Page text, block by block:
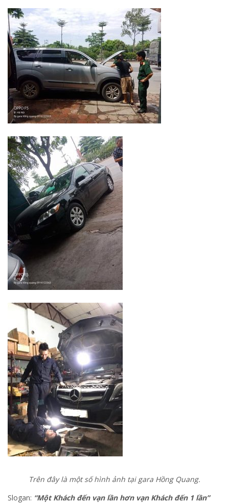
Trên đây là một số hình ảnh tại gara Hồng Quang.
Slogan: “Một Khách đến vạn lần hơn vạn Khách đến 1 lần”